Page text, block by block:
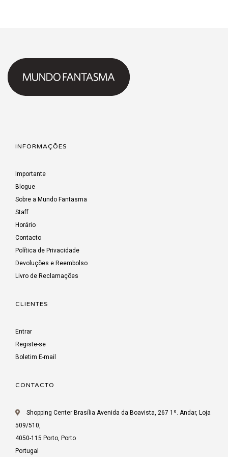
INFORMAÇÕES
Importante
Blogue
Sobre a Mundo Fantasma
Staff
Horário
Contacto
Política de Privacidade
Devoluções e Reembolso
Livro de Reclamações
CLIENTES
Entrar
Registe-se
Boletim E-mail
CONTACTO
Shopping Center Brasília Avenida da Boavista, 267 1º. Andar, Loja
509/510,
4050-115 Porto, Porto
Portugal